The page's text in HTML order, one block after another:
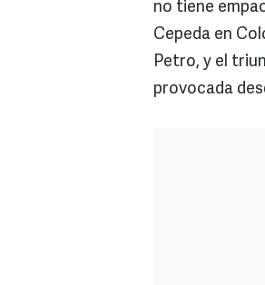
no tiene
Cepeda en
Petro, y el
provocada